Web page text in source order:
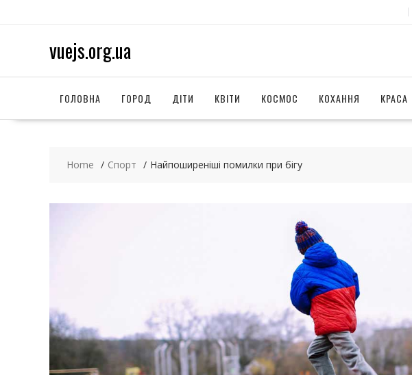
vuejs.org.ua
ГОЛОВНА ГОРОД ДІТИ КВІТИ КОСМОС КОХАННЯ КРАСА
Home Спорт Найпоширеніші помилки при бігу